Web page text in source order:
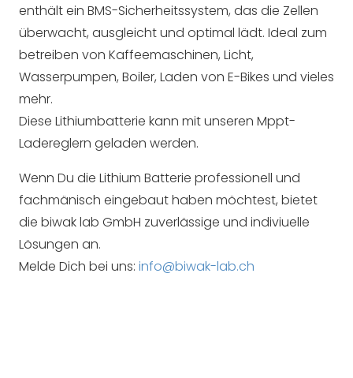
enthält ein BMS-Sicherheitssystem, das die Zellen
überwacht, ausgleicht und optimal lädt. Ideal zum
betreiben von Kaffeemaschinen, Licht,
Wasserpumpen, Boiler, Laden von E-Bikes und vieles
mehr.
Diese Lithiumbatterie kann mit unseren Mppt-
Ladereglern geladen werden.
Wenn Du die Lithium Batterie professionell und
fachmänisch eingebaut haben möchtest, bietet
die biwak lab GmbH zuverlässige und indiviuelle
Lösungen an.
Melde Dich bei uns: info@biwak-lab.ch